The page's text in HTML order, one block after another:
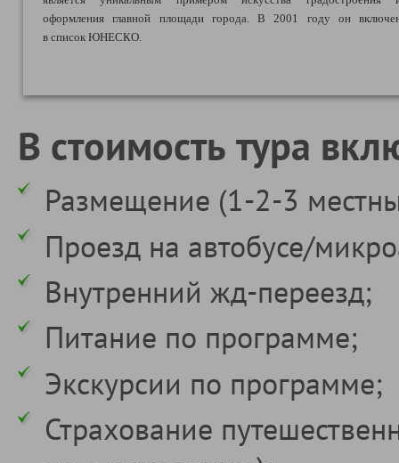
оформления главной площади города. В 2001 году он
в список ЮНЕСКО.
В стоимость тура
Размещение (1-2-3
Проезд на автобусе/
Внутренний жд-переезд;
Питание по программе;
Экскурсии по программе;
Страхование